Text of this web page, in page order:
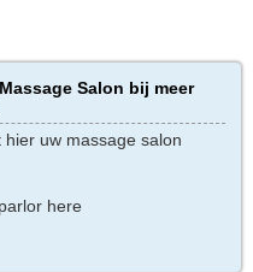
Salon bij meer
uw massage salon
here